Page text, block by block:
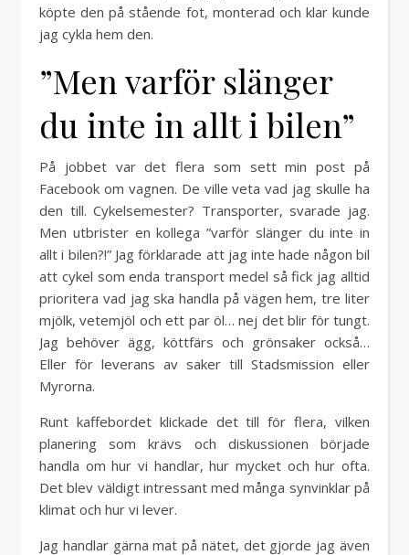
köpte den på stående fot, monterad och klar kunde
jag cykla hem den.
”Men varför slänger
du inte in allt i bilen”
På jobbet var det flera som sett min post på
Facebook om vagnen. De ville veta vad jag skulle ha
den till. Cykelsemester? Transporter, svarade jag.
Men utbrister en kollega ”varför slänger du inte in
allt i bilen?!” Jag förklarade att jag inte hade någon bil
att cykel som enda transport medel så fick jag alltid
prioritera vad jag ska handla på vägen hem, tre liter
mjölk, vetemjöl och ett par öl… nej det blir för tungt.
Jag behöver ägg, köttfärs och grönsaker också…
Eller för leverans av saker till Stadsmission eller
Myrorna.
Runt kaffebordet klickade det till för flera, vilken
planering som krävs och diskussionen började
handla om hur vi handlar, hur mycket och hur ofta.
Det blev väldigt intressant med många synvinklar på
klimat och hur vi lever.
Jag handlar gärna mat på nätet, det gjorde jag även